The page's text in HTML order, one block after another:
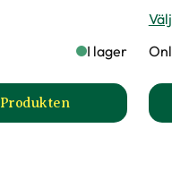
I lager
till Bambu i kruka,